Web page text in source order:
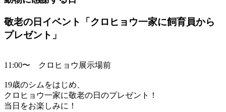
敬老の日イベント「クロヒョウ一家に飼育員から
プレゼント」
11:00〜 クロヒョウ展示場前
19歳のシムをはじめ、
クロヒョウ一家に敬老の日のプレゼント！
当日をお楽しみに！